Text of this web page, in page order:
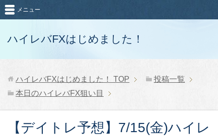
ハイレバFXはじめました！
メニュー
ハイレバFXはじめました！ TOP
投稿一覧
本日のハイレバFX狙い目
【デイトレ予想】7/15(金)ハイレ